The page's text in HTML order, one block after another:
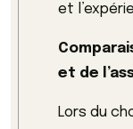
et
et de
Lors du